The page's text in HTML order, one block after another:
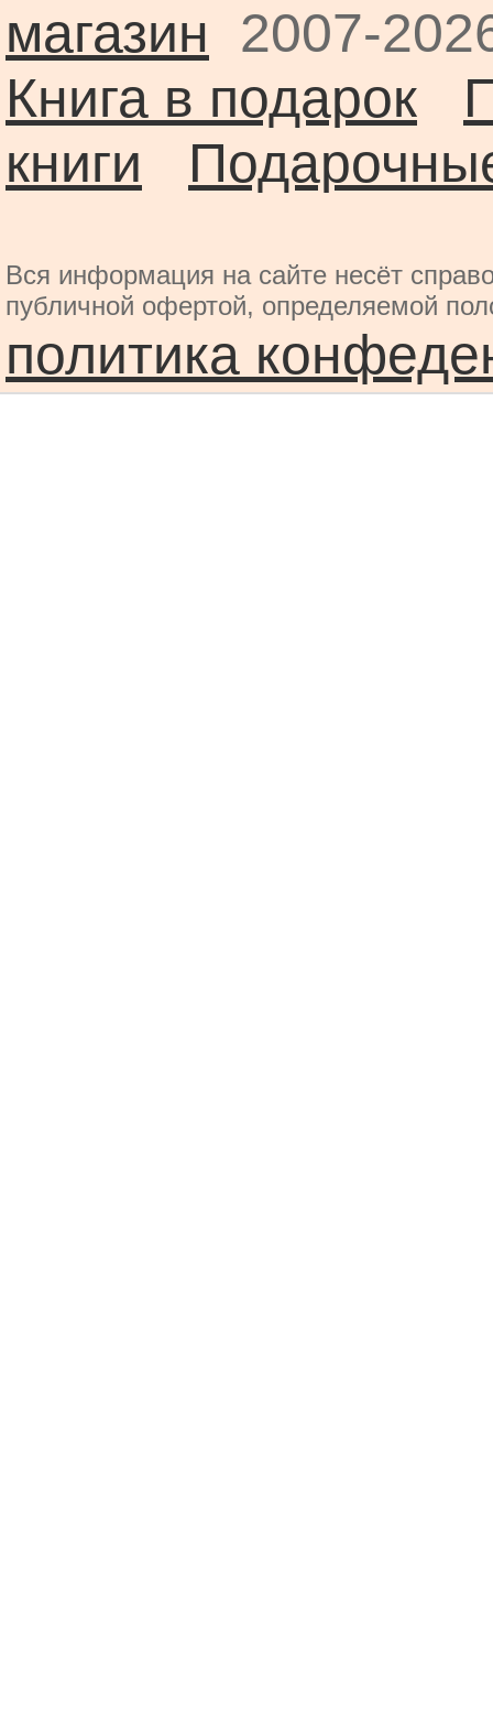
магазин 2007-
Книга в подарок
книги
Вся информация на сайте несёт
публичной офертой, определяемой
политика